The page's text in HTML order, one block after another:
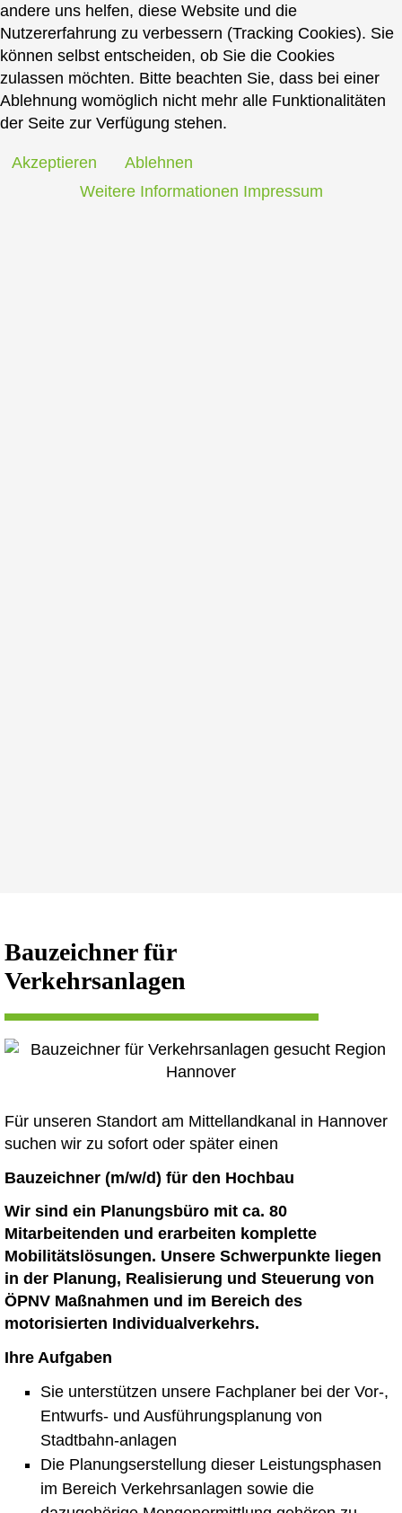
Bauzeichner für
Verkehrsanlagen
Für unseren Standort am Mittellandkanal in Hannover
suchen wir zu sofort oder später einen
Bauzeichner (m/w/d) für den Hochbau
Wir sind ein Planungsbüro mit ca. 80
Mitarbeitenden und erarbeiten komplette
Mobilitätslösungen. Unsere Schwerpunkte liegen
in der Planung, Realisierung und Steuerung von
ÖPNV Maßnahmen und im Bereich des
motorisierten Individualverkehrs.
Ihre Aufgaben
Sie unterstützen unsere Fachplaner bei der Vor-,
Entwurfs- und Ausführungsplanung von
Stadtbahn-anlagen
Die Planungserstellung dieser Leistungsphasen
im Bereich Verkehrsanlagen sowie die
andere uns helfen, diese Website und die
Nutzererfahrung zu verbessern (Tracking Cookies). Sie
können selbst entscheiden, ob Sie die Cookies
zulassen möchten. Bitte beachten Sie, dass bei einer
Ablehnung womöglich nicht mehr alle Funktionalitäten
der Seite zur Verfügung stehen.
Akzeptieren
Ablehnen
Weitere Informationen Impressum